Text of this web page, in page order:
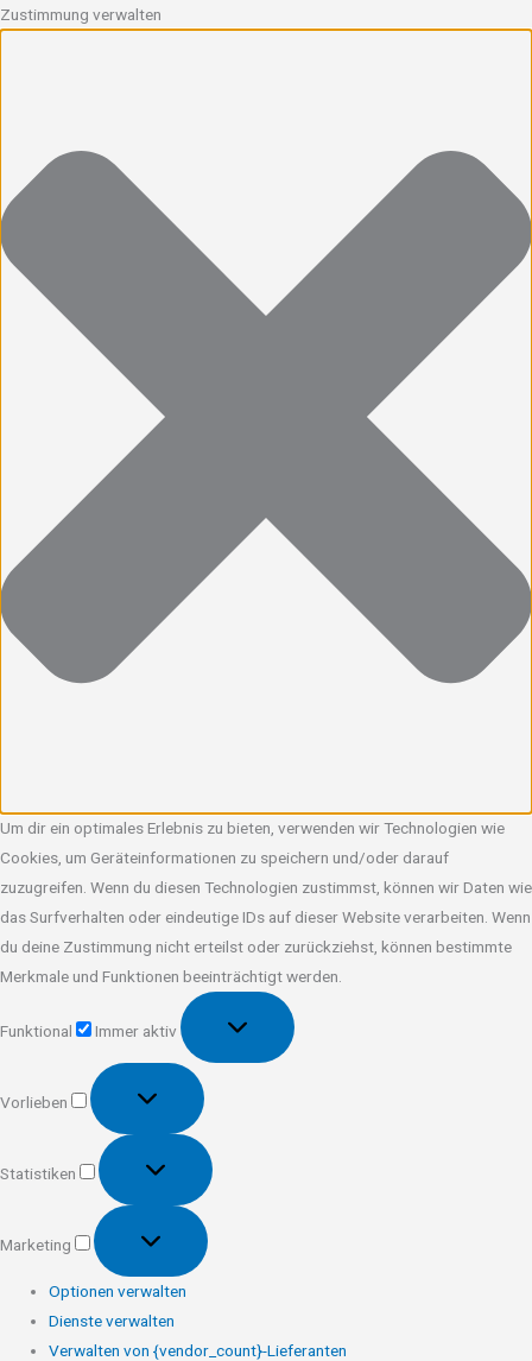
Zustimmung verwalten
Um dir ein optimales Erlebnis zu bieten, verwenden wir Technologien wie
Cookies, um Geräteinformationen zu speichern und/oder darauf
zuzugreifen. Wenn du diesen Technologien zustimmst, können wir Daten wie
das Surfverhalten oder eindeutige IDs auf dieser Website verarbeiten. Wenn
du deine Zustimmung nicht erteilst oder zurückziehst, können bestimmte
Merkmale und Funktionen beeinträchtigt werden.
Funktional
Immer aktiv
Vorlieben
Vorlieben
Statistiken
Statistiken
Marketing
Marketing
Optionen verwalten
Dienste verwalten
Verwalten von {vendor_count}-Lieferanten